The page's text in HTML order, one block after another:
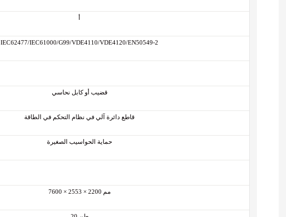
أ
IEC62477/IEC61000/G99/VDE4110/VDE4120/EN50549-2
قضيب أو كابل نحاسي
قاطع دائرة آلي في نظام التحكم في الطاقة
حماية الحواسيب الصغيرة
7600 × 2553 × 2200 مم